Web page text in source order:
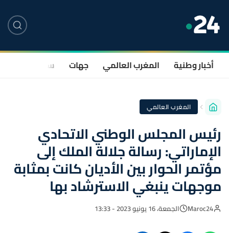
أخبار وطنية المغرب العالمي جهات سياسة
المغرب العالمي
رئيس المجلس الوطني الاتحادي
الإماراتي: رسالة جلالة الملك إلى
مؤتمر الحوار بين الأديان كانت بمثابة
موجهات ينبغي الاسترشاد بها
Maroc24 الجمعة، 16 يونيو 2023 - 13:33